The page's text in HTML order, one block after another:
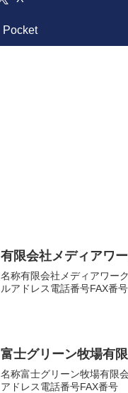
Pocket
有限会社メディアワ
名称有限会社メディアワー
ルアドレス電話番号FAX番号
富士グリーン牧場有
名称富士グリーン牧場有限
アドレス電話番号FAX番号